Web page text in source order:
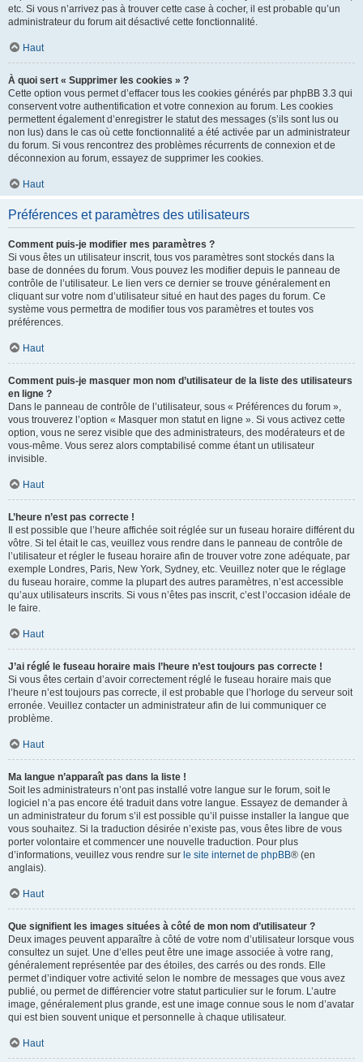
etc. Si vous n’arrivez pas à trouver cette case à cocher, il est probable qu’un
administrateur du forum ait désactivé cette fonctionnalité.
Haut
À quoi sert « Supprimer les cookies » ?
Cette option vous permet d’effacer tous les cookies générés par phpBB 3.3 qui
conservent votre authentification et votre connexion au forum. Les cookies
permettent également d’enregistrer le statut des messages (s’ils sont lus ou
non lus) dans le cas où cette fonctionnalité a été activée par un administrateur
du forum. Si vous rencontrez des problèmes récurrents de connexion et de
déconnexion au forum, essayez de supprimer les cookies.
Haut
Préférences et paramètres des utilisateurs
Comment puis-je modifier mes paramètres ?
Si vous êtes un utilisateur inscrit, tous vos paramètres sont stockés dans la
base de données du forum. Vous pouvez les modifier depuis le panneau de
contrôle de l’utilisateur. Le lien vers ce dernier se trouve généralement en
cliquant sur votre nom d’utilisateur situé en haut des pages du forum. Ce
système vous permettra de modifier tous vos paramètres et toutes vos
préférences.
Haut
Comment puis-je masquer mon nom d’utilisateur de la liste des utilisateurs
en ligne ?
Dans le panneau de contrôle de l’utilisateur, sous « Préférences du forum »,
vous trouverez l’option « Masquer mon statut en ligne ». Si vous activez cette
option, vous ne serez visible que des administrateurs, des modérateurs et de
vous-même. Vous serez alors comptabilisé comme étant un utilisateur
invisible.
Haut
L’heure n’est pas correcte !
Il est possible que l’heure affichée soit réglée sur un fuseau horaire différent du
vôtre. Si tel était le cas, veuillez vous rendre dans le panneau de contrôle de
l’utilisateur et régler le fuseau horaire afin de trouver votre zone adéquate, par
exemple Londres, Paris, New York, Sydney, etc. Veuillez noter que le réglage
du fuseau horaire, comme la plupart des autres paramètres, n’est accessible
qu’aux utilisateurs inscrits. Si vous n’êtes pas inscrit, c’est l’occasion idéale de
le faire.
Haut
J’ai réglé le fuseau horaire mais l’heure n’est toujours pas correcte !
Si vous êtes certain d’avoir correctement réglé le fuseau horaire mais que
l’heure n’est toujours pas correcte, il est probable que l’horloge du serveur soit
erronée. Veuillez contacter un administrateur afin de lui communiquer ce
problème.
Haut
Ma langue n’apparaît pas dans la liste !
Soit les administrateurs n’ont pas installé votre langue sur le forum, soit le
logiciel n’a pas encore été traduit dans votre langue. Essayez de demander à
un administrateur du forum s’il est possible qu’il puisse installer la langue que
vous souhaitez. Si la traduction désirée n’existe pas, vous êtes libre de vous
porter volontaire et commencer une nouvelle traduction. Pour plus
d’informations, veuillez vous rendre sur le site internet de phpBB® (en
anglais).
Haut
Que signifient les images situées à côté de mon nom d’utilisateur ?
Deux images peuvent apparaître à côté de votre nom d’utilisateur lorsque vous
consultez un sujet. Une d’elles peut être une image associée à votre rang,
généralement représentée par des étoiles, des carrés ou des ronds. Elle
permet d’indiquer votre activité selon le nombre de messages que vous avez
publié, ou permet de différencier votre statut particulier sur le forum. L’autre
image, généralement plus grande, est une image connue sous le nom d’avatar
qui est bien souvent unique et personnelle à chaque utilisateur.
Haut